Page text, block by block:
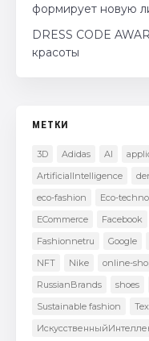
формирует новую
DRESS CODE
красоты
МЕТКИ
3D Adidas AI
ArtificialIntelligence
eco-fashion
Eco-
ECommerce
Facebook
Fashionnetru
Google
NFT
Nike online-
RussianBrands
shoes
Sustainable fashion